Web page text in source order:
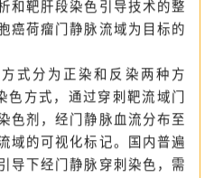
切除靶肝段，又能避免损失
与肝组织保留的平衡。随着
和靶肝段染色引导技术的整
癌荷瘤门静脉流域为目标的
为正染和反染两种方
色方式，通过穿刺靶流域门
色剂，经门静脉血流分布至